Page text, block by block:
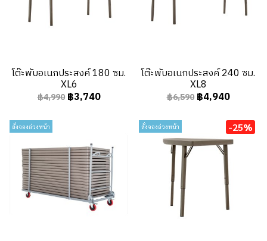
โต๊ะพับอเนกประสงค์ 180 ซม.
XL6
฿4,990 ฿3,740
โต๊ะพับอเนกประสงค์ 240 ซม.
XL8
฿6,590 ฿4,940
สั่งจองล่วงหน้า สั่งจองล่วงหน้า -25%